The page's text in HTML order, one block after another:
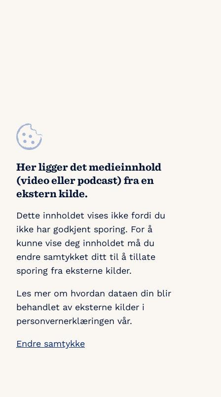
Her ligger det medieinnhold
(video eller podcast) fra en
ekstern kilde.
Dette innholdet vises ikke fordi du
ikke har godkjent sporing. For å
kunne vise deg innholdet må du
endre samtykket ditt til å tillate
sporing fra eksterne kilder.
Les mer om hvordan dataen din blir
behandlet av eksterne kilder i
personvernerklæringen vår.
Endre samtykke